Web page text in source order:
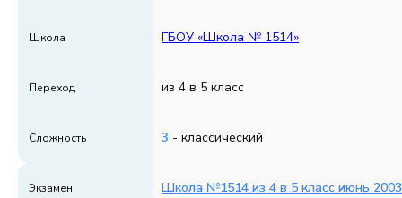
Школа ГБОУ «Школа № 1514»
Переход из 4 в 5 класс
Сложность 3 - классический
Экзамен Школа №1514 из 4 в 5 класс июнь